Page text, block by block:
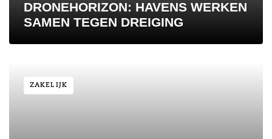
DRONEHORIZON: HAVENS WERKEN
SAMEN TEGEN DREIGING
ZAKELIJK